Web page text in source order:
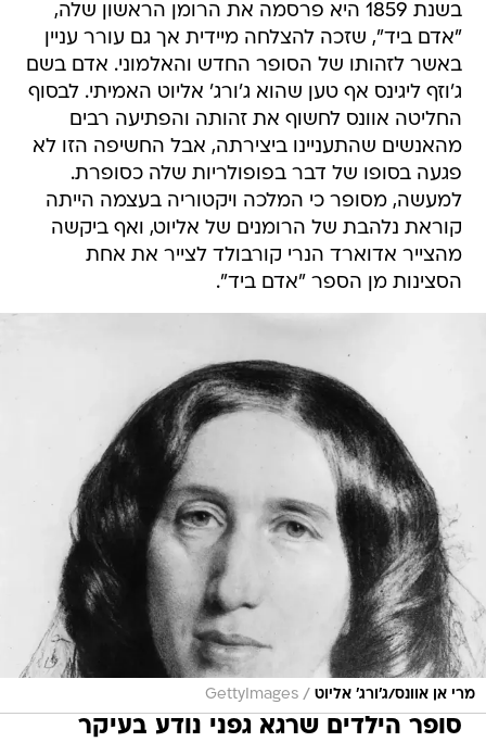
בשנת 1859 היא פרסמה את הרומן הראשון שלה,
"אדם ביד", שזכה להצלחה מיידית אך גם עורר עניין
באשר לזהותו של הסופר החדש והאלמוני. אדם בשם
ג'וזף ליגינס אף טען שהוא ג'ורג' אליוט האמיתי. לבסוף
החליטה אוונס לחשוף את זהותה והפתיעה רבים
מהאנשים שהתעניינו ביצירתה, אבל החשיפה הזו לא
פגעה בסופו של דבר בפופולריות שלה כסופרת.
למעשה, מסופר כי המלכה ויקטוריה בעצמה הייתה
קוראת נלהבת של הרומנים של אליוט, ואף ביקשה
מהצייר אדוארד הנרי קורבולד לצייר את אחת
הסצינות מן הספר "אדם ביד".
מרי אן אוונס/ג'ורג' אליוט /
GettyImages
סופר הילדים שרגא גפני נודע בעיקר